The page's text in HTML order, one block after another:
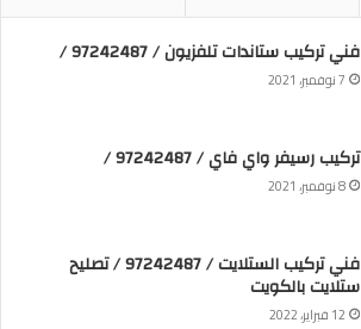
فني تركيب ستاندات تلفزيون / 97242487 /
7 نوفمبر، 2021
تركيب رسيفر واي فاي / 97242487 /
8 نوفمبر، 2021
فني تركيب الستلايت / 97242487 / تصليح
ستلايت بالكويت
12 فبراير، 2022